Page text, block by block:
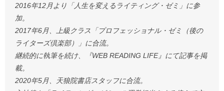
2016年12月より「人生を変えるライティング・ゼミ」に参
加。
2017年6月、上級クラス「プロフェッショナル・ゼミ（後の
ライターズ倶楽部）」に合流。
継続的に執筆を続け、『WEB READING LIFE』にて記事を掲
載。
2020年5月、天狼院書店スタッフに合流。